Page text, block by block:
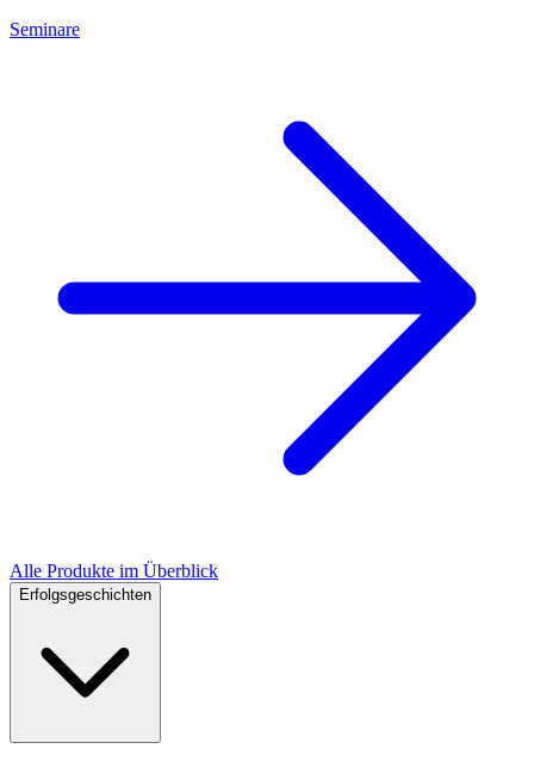
Seminare
Alle Produkte im Überblick
Erfolgsgeschichten